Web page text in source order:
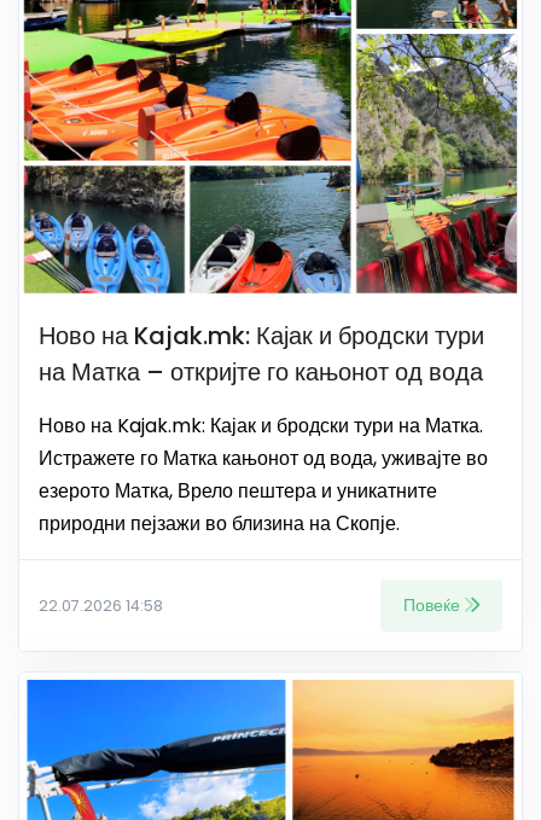
Ново на Kajak.mk: Кајак и бродски тури
на Матка – откријте го кањонот од вода
Ново на Kajak.mk: Кајак и бродски тури на Матка.
Истражете го Матка кањонот од вода, уживајте во
езерото Матка, Врело пештера и уникатните
природни пејзажи во близина на Скопје.
22.07.2026 14:58 Повеќе